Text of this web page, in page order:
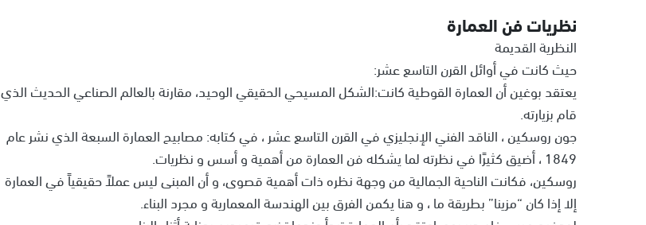
نظريات فن العمارة
النظرية القديمة
حيث كانت في أوائل القرن التاسع عشر:
يعتقد بوغين أن العمارة القوطية كانت:الشكل المسيحي الحقيقي الوحيد، مقارنة بالعالم الصناعي الحديث الذي
قام بزيارته.
جون روسكين ، الناقد الفني الإنجليزي في القرن التاسع عشر ، في كتابه: مصابيح العمارة السبعة الذي نشر عام
1849 ، أضيق كثيرًا في نظرته لما يشكله فن العمارة من أهمية و أسس و نظريات.
روسكين، فكانت الناحية الجمالية من وجهة نظره ذات أهمية قصوى، و أن المبنى ليس عملاً حقيقياً في العمارة
إلا إذا كان “مزينا” بطريقة ما ، و هنا يكمن الفرق بين الهندسة المعمارية و مجرد البناء.